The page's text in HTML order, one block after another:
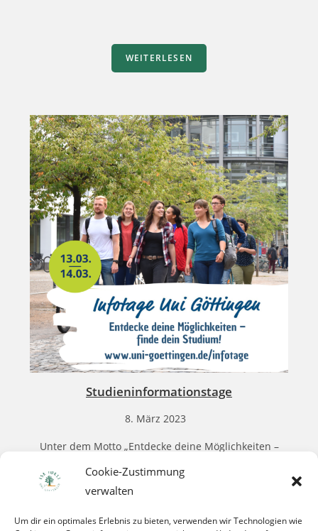
Cookie-Zustimmung
verwalten
Um dir ein optimales Erlebnis zu bieten, verwenden wir Technologien wie
WEITERLESEN
Studieninformationstage
8. März 2023
Unter dem Motto „Entdecke deine Möglichkeiten –
finde dein Studium!“ finden die Infotage für
Studieninteressierte der Universität Göttingen in
diesem Jahr wieder in Präsenz statt….